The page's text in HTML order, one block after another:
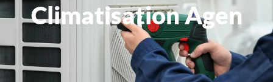
Climatisation Agen